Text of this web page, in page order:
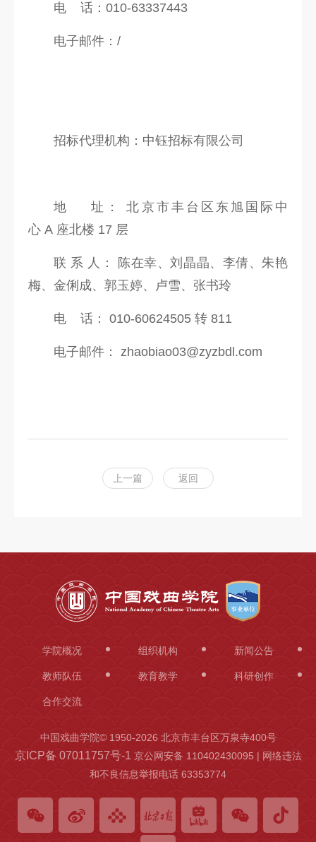
电 话：010-63337443
电子邮件：/
招标代理机构：中钰招标有限公司
地 址： 北京市丰台区东旭国际中
心 A 座北楼 17 层
联 系 人： 陈在幸、刘晶晶、李倩、朱艳
梅、金俐成、郭玉婷、卢雪、张书玲
电 话： 010-60624505 转 811
电子邮件： zhaobiao03@zyzbdl.com
上一篇 返回
学院概况 组织机构 新闻公告
教师队伍 教育教学 科研创作
合作交流
中国戏曲学院© 1950-2026 北京市丰台区万泉寺400号
京ICP备 07011757号-1 京公网安备 110402430095 | 网络违法
和不良信息举报电话 63353774